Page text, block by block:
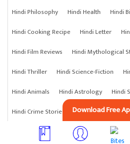
Hindi Philosophy
Hindi Health
Hindi
Hindi Cooking Recipe
Hindi Letter
Hindi Film Reviews
Hindi Mythological
Hindi Thriller
Hindi Science-Fiction
Hindi Animals
Hindi Astrology Hindi
Hindi Crime Stories
Download Free